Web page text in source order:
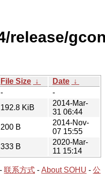
release/
File Size ↓ Date ↓
-
-
192.8 KiB
2014-Mar-
31 06:44
200 B
2014-Nov-
07 15:55
333 B
2020-Mar-
11 15:14
- 联系方式 - About SOHU - 公